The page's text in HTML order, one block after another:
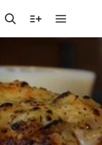
SearchMore info
Main